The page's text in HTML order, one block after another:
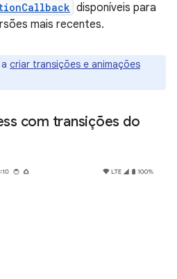
disponíveis para
mais recentes.
criar transições e animações
com transições do